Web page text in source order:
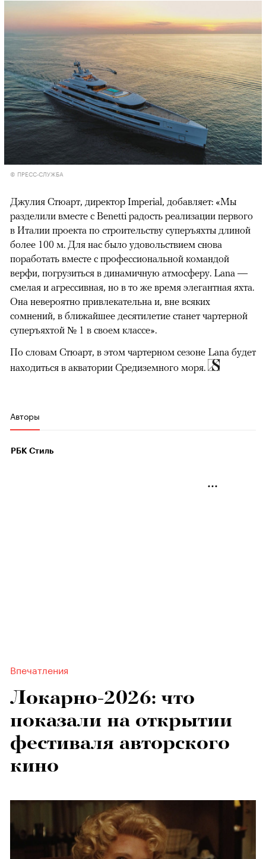
© ПРЕСС-СЛУЖБА
Джулия Стюарт, директор Imperial, добавляет: «Мы
разделили вместе с Benetti радость реализации первого
в Италии проекта по строительству суперъяхты длиной
более 100 м. Для нас было удовольствием снова
поработать вместе с профессиональной командой
верфи, погрузиться в динамичную атмосферу. Lana —
смелая и агрессивная, но в то же время элегантная яхта.
Она невероятно привлекательна и, вне всяких
сомнений, в ближайшее десятилетие станет чартерной
суперъяхтой № 1 в своем классе».
По словам Стюарт, в этом чартерном сезоне Lana будет
находиться в акватории Средиземного моря.
Авторы
РБК Стиль
Впечатления
Локарно-2026: что
показали на открытии
фестиваля авторского
кино